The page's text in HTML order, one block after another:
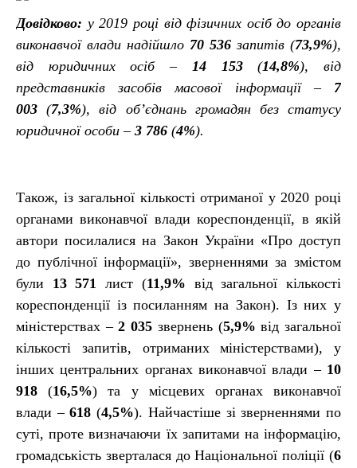
Довідково: у 2019 році від фізичних осіб до органів
виконавчої влади надійшло 70 536 запитів (73,9%),
від юридичних осіб – 14 153(14,8%), від
представників засобів масової інформації – 7
003(7,3%), від об’єднань громадян без статусу
юридичної особи – 3 786 (4%).
Також, із загальної кількості отриманої у 2020 році
органами виконавчої влади кореспонденції, в якій
автори посилалися на Закон України «Про доступ
до публічної інформації», зверненнями за змістом
були 13 571 лист (11,9% від загальної кількості
кореспонденції із посиланням на Закон). Із них у
міністерствах –2 035 звернень (5,9% від загальної
кількості запитів, отриманих міністерствами), у
інших центральних органах виконавчої влади – 10
918 (16,5%) та у місцевих органах виконавчої
влади –618 (4,5%). Найчастіше зі зверненнями по
суті, проте визначаючи їх запитами на інформацію,
громадськість зверталася до Національної поліції (6